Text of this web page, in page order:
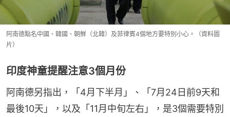
阿南德點名中國、韓國、朝鮮（北韓）及菲律賓4個地方要特別小心。（資料圖
片）
印度神童提醒注意3個月份
阿南德另指出，「4月下半月」、「7月24日前9天和
最後10天」，以及「11月中旬左右」，是3個需要特別